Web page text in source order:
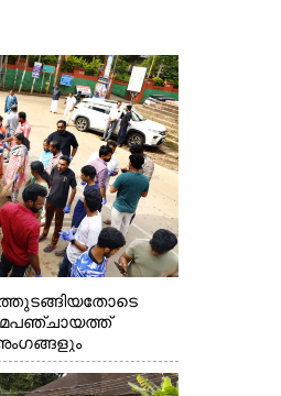
അടങ്ങുന്ന സംഘം
ചെളിയും മണ്ണും